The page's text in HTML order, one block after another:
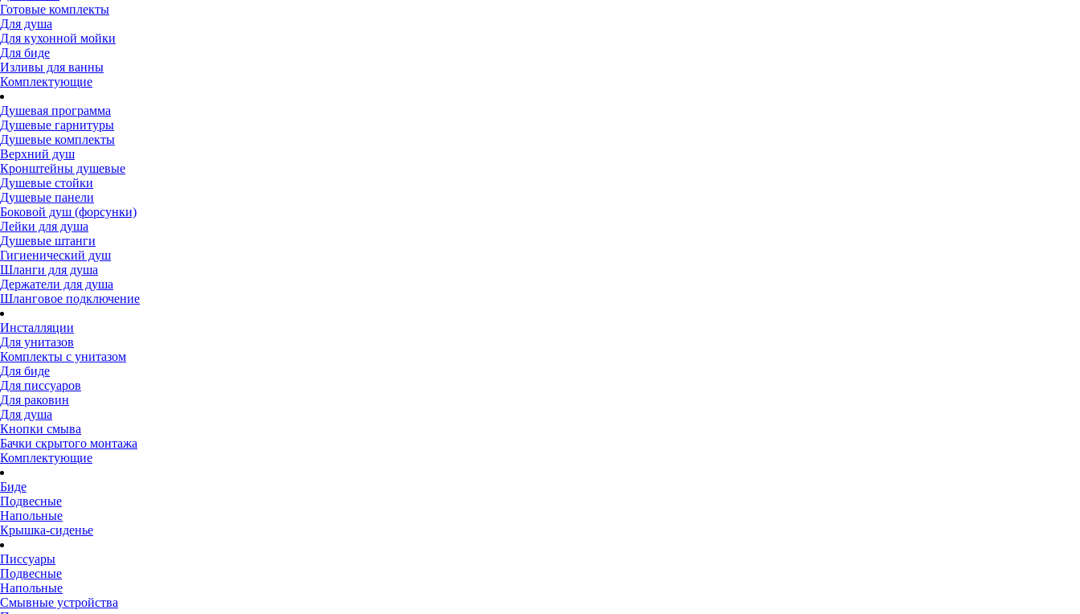
Готовые комплекты
Для душа
Для кухонной мойки
Для биде
Изливы для ванны
Комплектующие
Душевая программа
Душевые гарнитуры
Душевые комплекты
Верхний душ
Кронштейны душевые
Душевые стойки
Душевые панели
Боковой душ (форсунки)
Лейки для душа
Душевые штанги
Гигиенический душ
Шланги для душа
Держатели для душа
Шланговое подключение
Инсталляции
Для унитазов
Комплекты с унитазом
Для биде
Для писсуаров
Для раковин
Для душа
Кнопки смыва
Бачки скрытого монтажа
Комплектующие
Биде
Подвесные
Напольные
Крышка-сиденье
Писсуары
Подвесные
Напольные
Смывные устройства